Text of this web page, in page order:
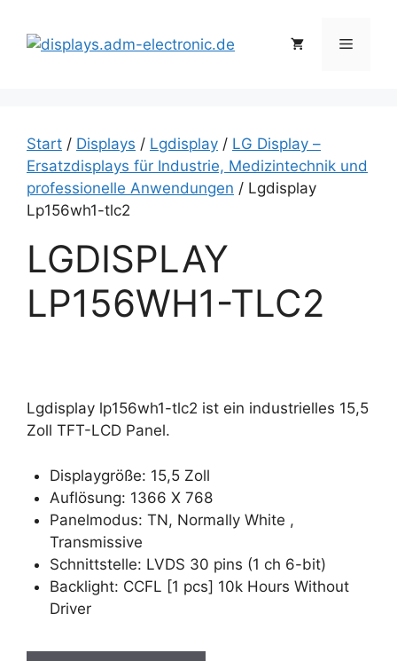
Inhalt
springen
Menü
Start / Displays / Lgdisplay / LG Display –
Ersatzdisplays für Industrie, Medizintechnik und
professionelle Anwendungen / Lgdisplay
Lp156wh1-tlc2
LGDISPLAY
LP156WH1-TLC2
Lgdisplay lp156wh1-tlc2 ist ein industrielles 15,5
Zoll TFT-LCD Panel.
Displaygröße: 15,5 Zoll
Auflösung: 1366 X 768
Panelmodus: TN, Normally White ,
Transmissive
Schnittstelle: LVDS 30 pins (1 ch 6-bit)
Backlight: CCFL [1 pcs] 10k Hours Without
Driver